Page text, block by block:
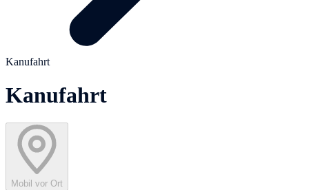
Kanufahrt
Kanufahrt
Mobil vor Ort